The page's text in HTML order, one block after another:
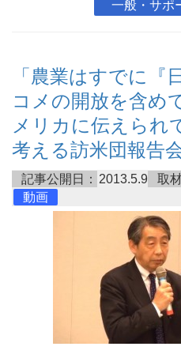
一般・サポ
「農業はすでに『
コメの開放を含め
メリカに伝えられ
考える訪米団報告
記事公開日： 2013.5.9 取
動画